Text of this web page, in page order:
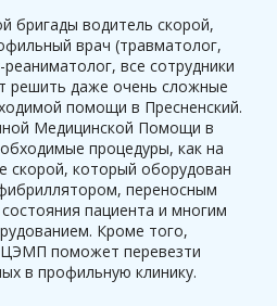
бригады водитель скорой,
врач (травматолог,
все сотрудники
решить даже очень сложные
помощи в Пресненский.
Медицинской Помощи в
процедуры, как на
скорой, который оборудован
переносным
пациента и многим
Кроме того,
поможет перевезти
в профильную клинику.